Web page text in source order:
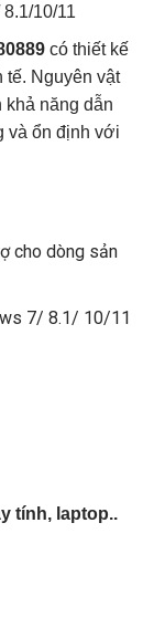
10/11
có thiết kế
tế. Nguyên vật
năng dẫn
và ổn định với
cho dòng sản
7/ 8.1/ 10/11
tính, laptop..